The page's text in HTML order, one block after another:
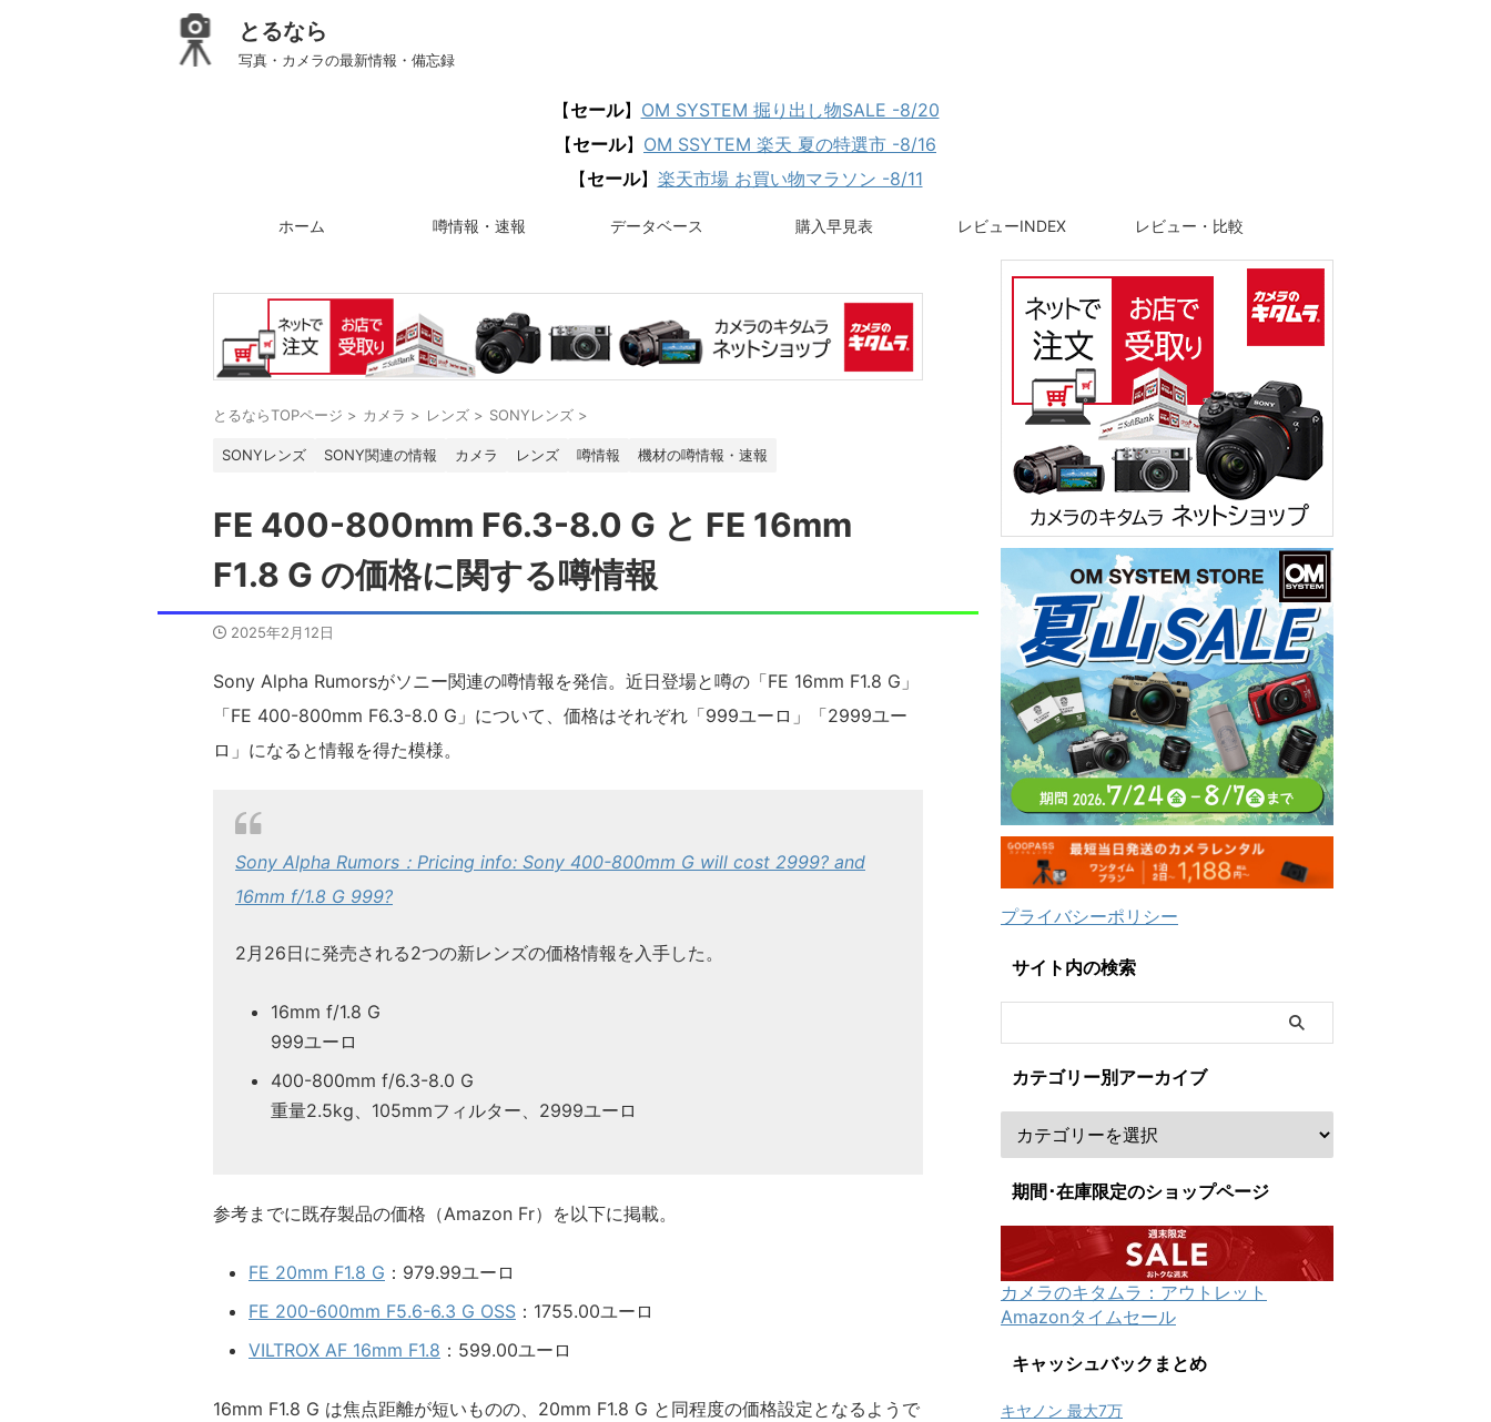
とるなら
写真・カメラの最新情報・備忘録
【セール】 OM SYSTEM 掘り出し物SALE -8/20
【セール】 OM SSYTEM 楽天 夏の特選市 -8/16
【セール】 楽天市場 お買い物マラソン -8/11
ホーム 噂情報・速報 データベース 購入早見表 レビューINDEX レビュー・比較
とるならTOPページ > カメラ > レンズ > SONYレンズ >
SONYレンズ SONY関連の情報 カメラ レンズ 噂情報 機材の噂情報・速報
FE 400-800mm F6.3-8.0 G と FE 16mm
F1.8 G の価格に関する噂情報
2025年2月12日
Sony Alpha Rumorsがソニー関連の噂情報を発信。近日登場と噂の「FE 16mm F1.8 G」
「FE 400-800mm F6.3-8.0 G」について、価格はそれぞれ「999ユーロ」「2999ユー
ロ」になると情報を得た模様。
Sony Alpha Rumors：Pricing info: Sony 400-800mm G will cost 2999? and
16mm f/1.8 G 999?
2月26日に発売される2つの新レンズの価格情報を入手した。
16mm f/1.8 G
999ユーロ
400-800mm f/6.3-8.0 G
重量2.5kg、105mmフィルター、2999ユーロ
参考までに既存製品の価格（Amazon Fr）を以下に掲載。
FE 20mm F1.8 G ：979.99ユーロ
FE 200-600mm F5.6-6.3 G OSS ：1755.00ユーロ
VILTROX AF 16mm F1.8 ：599.00ユーロ
16mm F1.8 G は焦点距離が短いものの、20mm F1.8 G と同程度の価格設定となるようで
プライバシーポリシー
サイト内の検索
カテゴリー別アーカイブ
期間･在庫限定のショップページ
カメラのキタムラ：アウトレット
Amazonタイムセール
キャッシュバックまとめ
キヤノン 最大7万